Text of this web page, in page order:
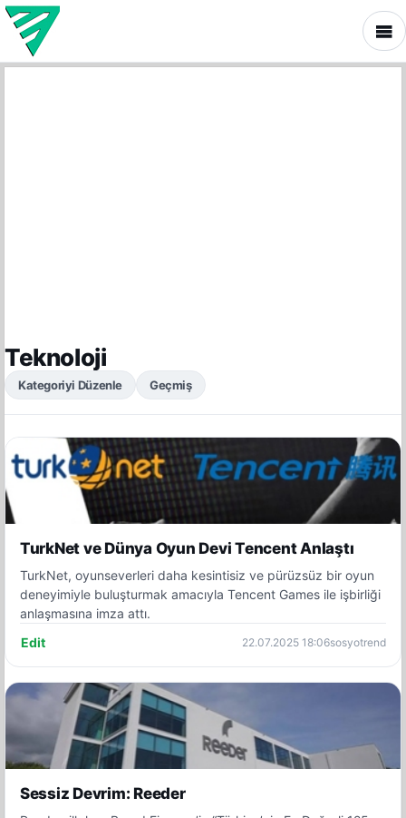
Teknoloji
Kategoriyi Düzenle Geçmiş
TurkNet ve Dünya Oyun Devi Tencent Anlaştı
TurkNet, oyunseverleri daha kesintisiz ve pürüzsüz bir oyun
deneyimiyle buluşturmak amacıyla Tencent Games ile işbirliği
anlaşmasına imza attı.
Edit
22.07.2025 18:06sosyotrend
Sessiz Devrim: Reeder